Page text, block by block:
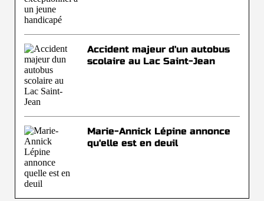
Accident majeur d'un autobus
scolaire au Lac Saint-Jean
Marie-Annick Lépine annonce
qu'elle est en deuil